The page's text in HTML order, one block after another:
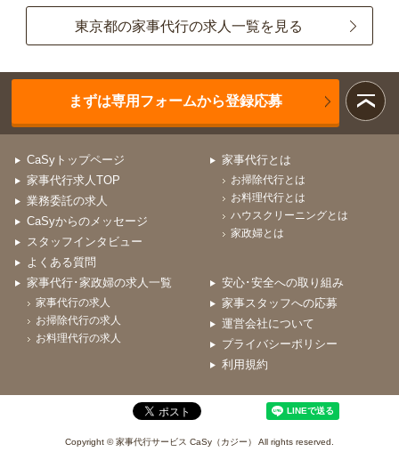
東京都の家事代行の求人一覧を見る
まずは専用フォームから登録応募
CaSyトップページ
家事代行求人TOP
業務委託の求人
CaSyからのメッセージ
スタッフインタビュー
よくある質問
家事代行とは
お掃除代行とは
お料理代行とは
ハウスクリーニングとは
家政婦とは
家事代行･家政婦の求人一覧
家事代行の求人
お掃除代行の求人
お料理代行の求人
安心･安全への取り組み
家事スタッフへの応募
運営会社について
プライバシーポリシー
利用規約
Copyright © 家事代行サービス CaSy（カジー） All rights reserved.